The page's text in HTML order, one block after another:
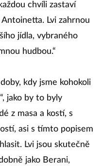
chvíli zastaví
Lvi zahrnou
jídla, vybraného
hudbou.“
kdy jsme kohokoli
jako by to byly
z masa a kostí, s
asi s tímto popisem
Lvi jsou skutečně
jako Berani,